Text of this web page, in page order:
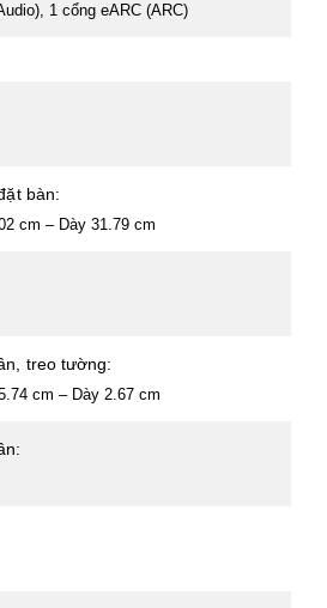
1 cổng eARC (ARC)
bàn:
cm – Dày 31.79 cm
treo tường:
cm – Dày 2.67 cm